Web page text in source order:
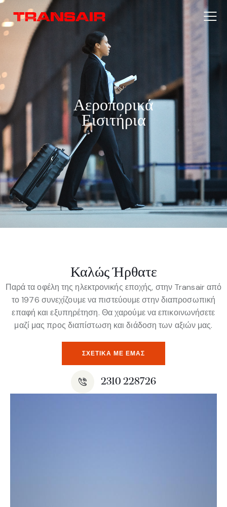
Αεροπορικά
Εισιτήρια
Καλώς Ήρθατε
Παρά τα οφέλη της ηλεκτρονικής εποχής, στην Transair από
το 1976 συνεχίζουμε να πιστεύουμε στην διαπροσωπική
επαφή και εξυπηρέτηση. Θα χαρούμε να επικοινωνήσετε
μαζί μας προς διαπίστωση και διάδοση των αξιών μας.
ΣΧΕΤΙΚΆ ΜΕ ΕΜΆΣ
2310 228726